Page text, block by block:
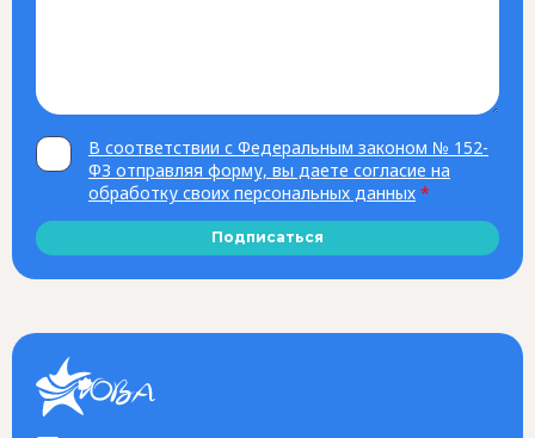
В соответствии с Федеральным законом № 152-
ФЗ отправляя форму, вы даете согласие на
обработку своих персональных данных *
Подписаться